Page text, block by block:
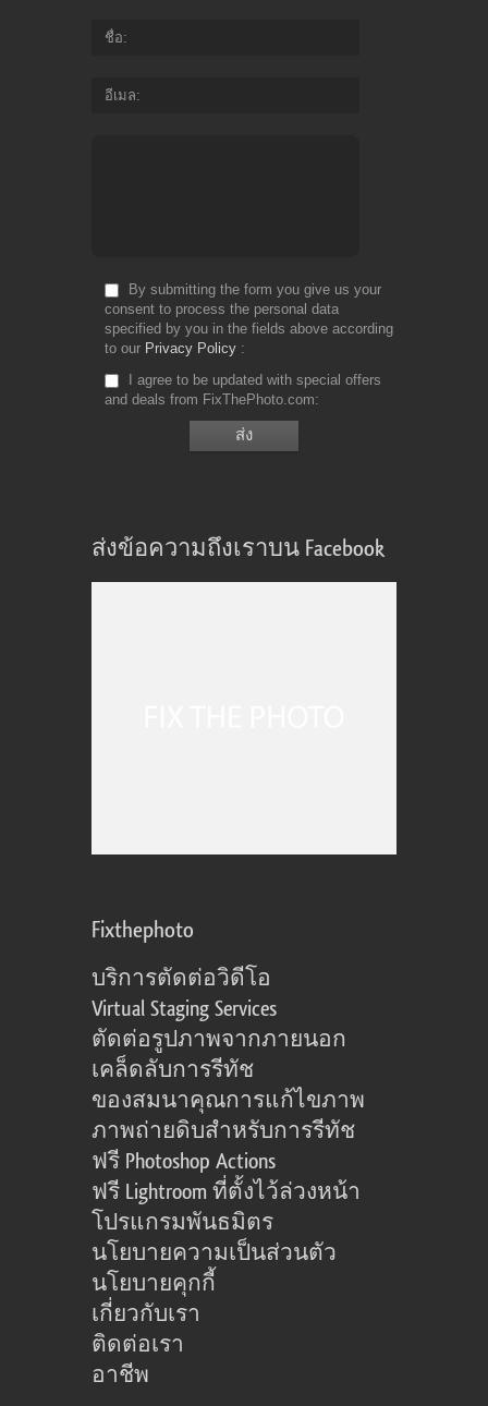
ชื่อ
อีเมล
By submitting the form you give us your
consent to process the personal data
specified by you in the fields above according
to our Privacy Policy
I agree to be updated with special offers
and deals from FixThePhoto.com
ส่งข้อความถึงเราบน Facebook
Fixthephoto
บริการตัดต่อวิดีโอ
Virtual Staging Services
ตัดต่อรูปภาพจากภายนอก
เคล็ดลับการรีทัช
ของสมนาคุณการแก้ไขภาพ
ภาพถ่ายดิบสำหรับการรีทัช
ฟรี Photoshop Actions
ฟรี Lightroom ที่ตั้งไว้ล่วงหน้า
โปรแกรมพันธมิตร
นโยบายความเป็นส่วนตัว
นโยบายคุกกี้
เกี่ยวกับเรา
ติดต่อเรา
อาชีพ